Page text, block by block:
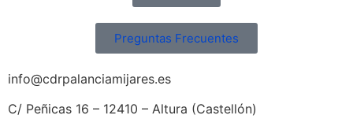
Preguntas Frecuentes
info@cdrpalanciamijares.es
C/ Peñicas 16 – 12410 – Altura (Castellón)